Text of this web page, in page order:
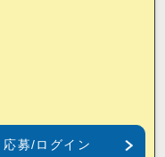
応募/ログイン